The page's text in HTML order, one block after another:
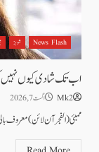
News Flash شوبز
اب تک شادی کیوں نہیں
Mk2 اگست 7, 2026
ممبئی (الفجرآن لائن) معروف